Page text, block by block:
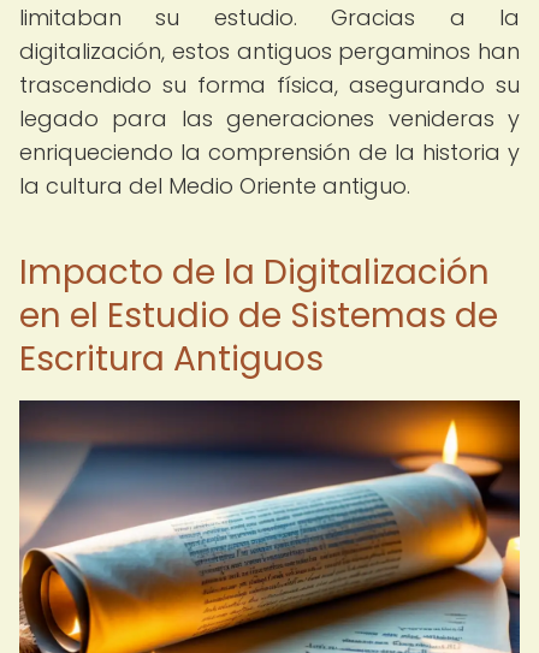
limitaban su estudio. Gracias a la
digitalización, estos antiguos pergaminos han
trascendido su forma física, asegurando su
legado para las generaciones venideras y
enriqueciendo la comprensión de la historia y
la cultura del Medio Oriente antiguo.
Impacto de la Digitalización
en el Estudio de Sistemas de
Escritura Antiguos